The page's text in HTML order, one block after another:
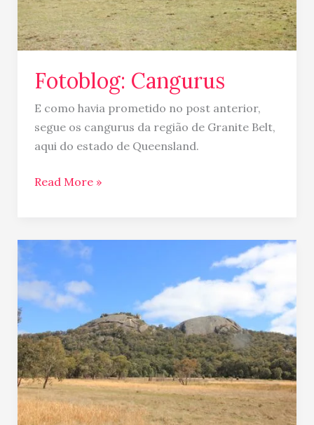
Fotoblog: Cangurus
E como havia prometido no post anterior,
segue os cangurus da região de Granite Belt,
aqui do estado de Queensland.
Read More »
–
natureza
vinícolas
em
Queensland